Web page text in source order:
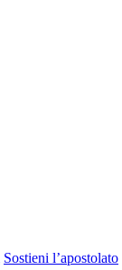
Sostieni l’apostolato